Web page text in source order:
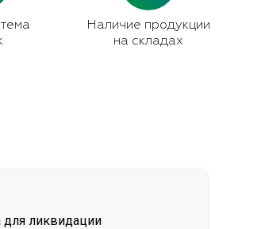
Наличие продукции
на складах
для ликвидации